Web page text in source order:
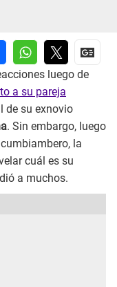
luego de
a su pareja
de su exnovio
. Sin embargo, luego
la
cuál es su
a muchos.